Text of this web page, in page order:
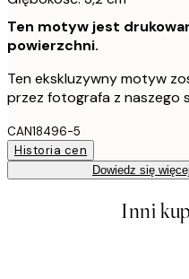
Ten motyw jest
powierzchni.
Ten ekskluzywny motyw
przez fotografa z naszego
CAN18496-5
Historia cen
Dowiedz się
Inni